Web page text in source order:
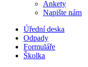
Ankety
Napište nám
Úřední deska
Odpady
Formuláře
Školka